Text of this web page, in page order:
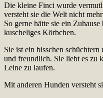
Die kleine Finci wurde
versteht sie die Welt nicht
So gerne hätte sie ein
kuscheliges Körbchen.
Sie ist ein bisschen
und freundlich. Sie liebt es zu
Leine zu laufen.
Mit anderen Hunden versteht